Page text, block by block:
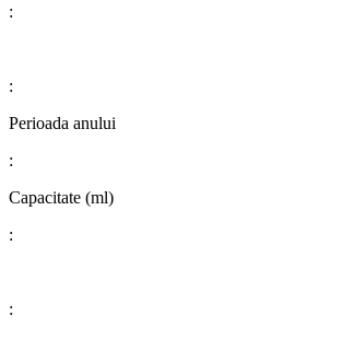
:
:
Perioada anului
:
​​​​​​​​​​​​​​Capacitate (ml)
:
: